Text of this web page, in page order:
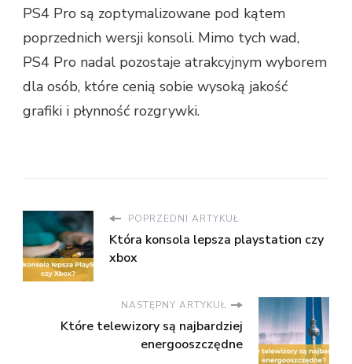
PS4 Pro są zoptymalizowane pod kątem
poprzednich wersji konsoli. Mimo tych wad,
PS4 Pro nadal pozostaje atrakcyjnym wyborem
dla osób, które cenią sobie wysoką jakość
grafiki i płynność rozgrywki.
POPRZEDNI ARTYKUŁ
Która konsola lepsza playstation czy
xbox
NASTĘPNY ARTYKUŁ
Które telewizory są najbardziej
energooszczędne